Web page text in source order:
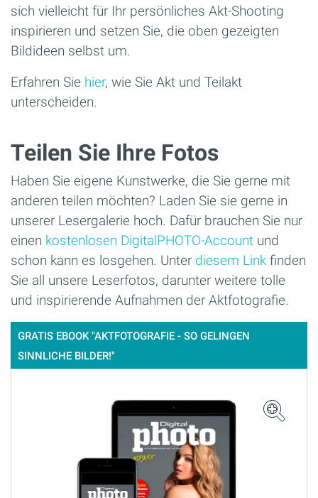
sich vielleicht für Ihr persönliches Akt-Shooting
inspirieren und setzen Sie, die oben gezeigten
Bildideen selbst um.
Erfahren Sie hier, wie Sie Akt und Teilakt
unterscheiden.
Teilen Sie Ihre Fotos
Haben Sie eigene Kunstwerke, die Sie gerne mit
anderen teilen möchten? Laden Sie sie gerne in
unserer Lesergalerie hoch. Dafür brauchen Sie nur
einen kostenlosen DigitalPHOTO-Account und
schon kann es losgehen. Unter diesem Link finden
Sie all unsere Leserfotos, darunter weitere tolle
und inspirierende Aufnahmen der Aktfotografie.
GRATIS EBOOK "AKTFOTOGRAFIE - SO GELINGEN
SINNLICHE BILDER!"